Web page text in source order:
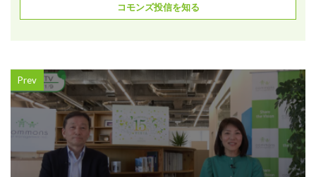
コモンズ投信を知る
Prev